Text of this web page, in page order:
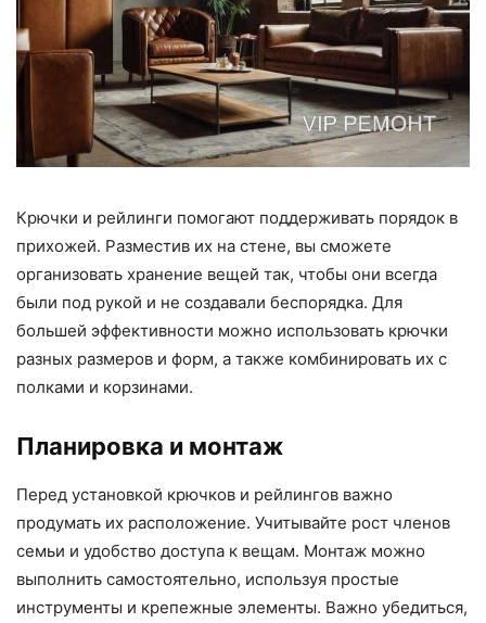
Крючки и рейлинги помогают поддерживать порядок в
прихожей. Разместив их на стене, вы сможете
организовать хранение вещей так, чтобы они всегда
были под рукой и не создавали беспорядка. Для
большей эффективности можно использовать крючки
разных размеров и форм, а также комбинировать их с
полками и корзинами.
Планировка и монтаж
Перед установкой крючков и рейлингов важно
продумать их расположение. Учитывайте рост членов
семьи и удобство доступа к вещам. Монтаж можно
выполнить самостоятельно, используя простые
инструменты и крепежные элементы. Важно убедиться,